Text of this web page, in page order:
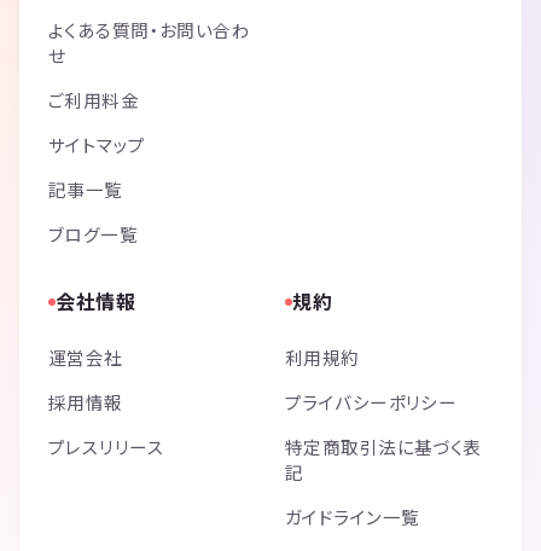
よくある質問・お問い合わ
せ
ご利用料金
サイトマップ
記事一覧
ブログ一覧
会社情報
運営会社
採用情報
プレスリリース
規約
利用規約
プライバシーポリシー
特定商取引法に基づく表
記
ガイドライン一覧